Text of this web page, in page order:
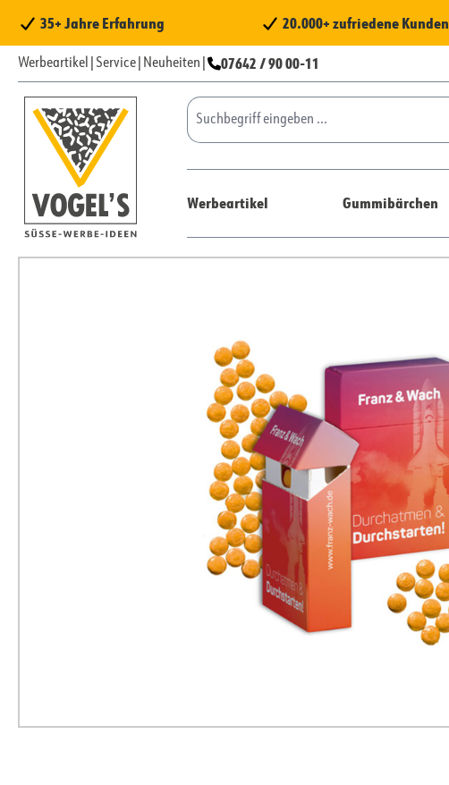
Hauptinhalt springen
Zur Suche springen
Zur Hauptnavigation springen
35+ Jahre Erfahrung 20.000+ zufriedene Kunden
Werbeartikel Service Neuheiten 07642 / 90 00-11
Werbeartikel Gummibärchen